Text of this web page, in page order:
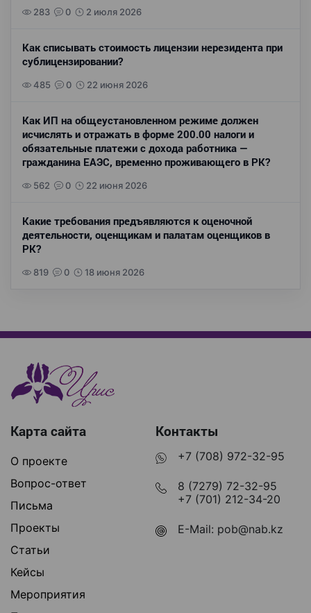
283 0 2 июля 2026
Как списывать стоимость лицензии нерезидента при
сублицензировании?
485 0 22 июня 2026
Как ИП на общеустановленном режиме должен
исчислять и отражать в форме 200.00 налоги и
обязательные платежи с дохода работника —
гражданина ЕАЭС, временно проживающего в РК?
562 0 22 июня 2026
Какие требования предъявляются к оценочной
деятельности, оценщикам и палатам оценщиков в
РК?
819 0 18 июня 2026
Карта сайта
О проекте
Вопрос-ответ
Письма
Проекты
Статьи
Кейсы
Мероприятия
Контакты
+7 (708) 972-32-95
8 (7279) 72-32-95
+7 (701) 212-34-20
E-Mail: pob@nab.kz